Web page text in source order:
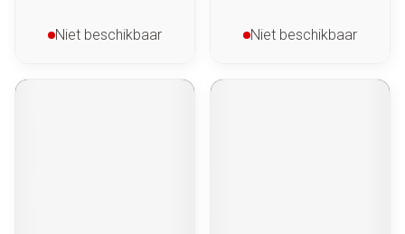
Niet beschikbaar Niet beschikbaar